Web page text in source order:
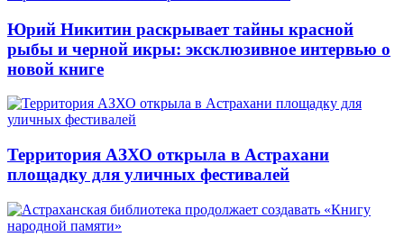
Юрий Никитин раскрывает тайны красной
рыбы и черной икры: эксклюзивное интервью о
новой книге
Территория АЗХО открыла в Астрахани
площадку для уличных фестивалей